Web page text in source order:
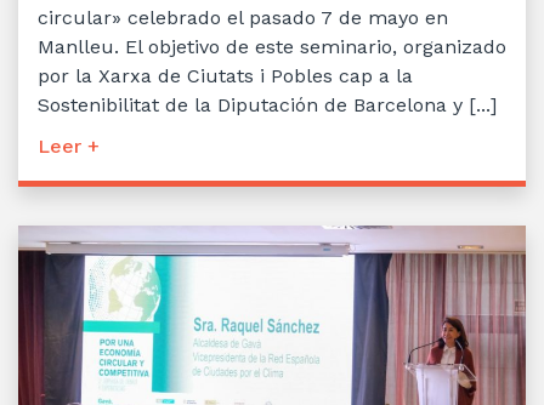
circular» celebrado el pasado 7 de mayo en
Manlleu. El objetivo de este seminario, organizado
por la Xarxa de Ciutats i Pobles cap a la
Sostenibilitat de la Diputación de Barcelona y [...]
Leer +